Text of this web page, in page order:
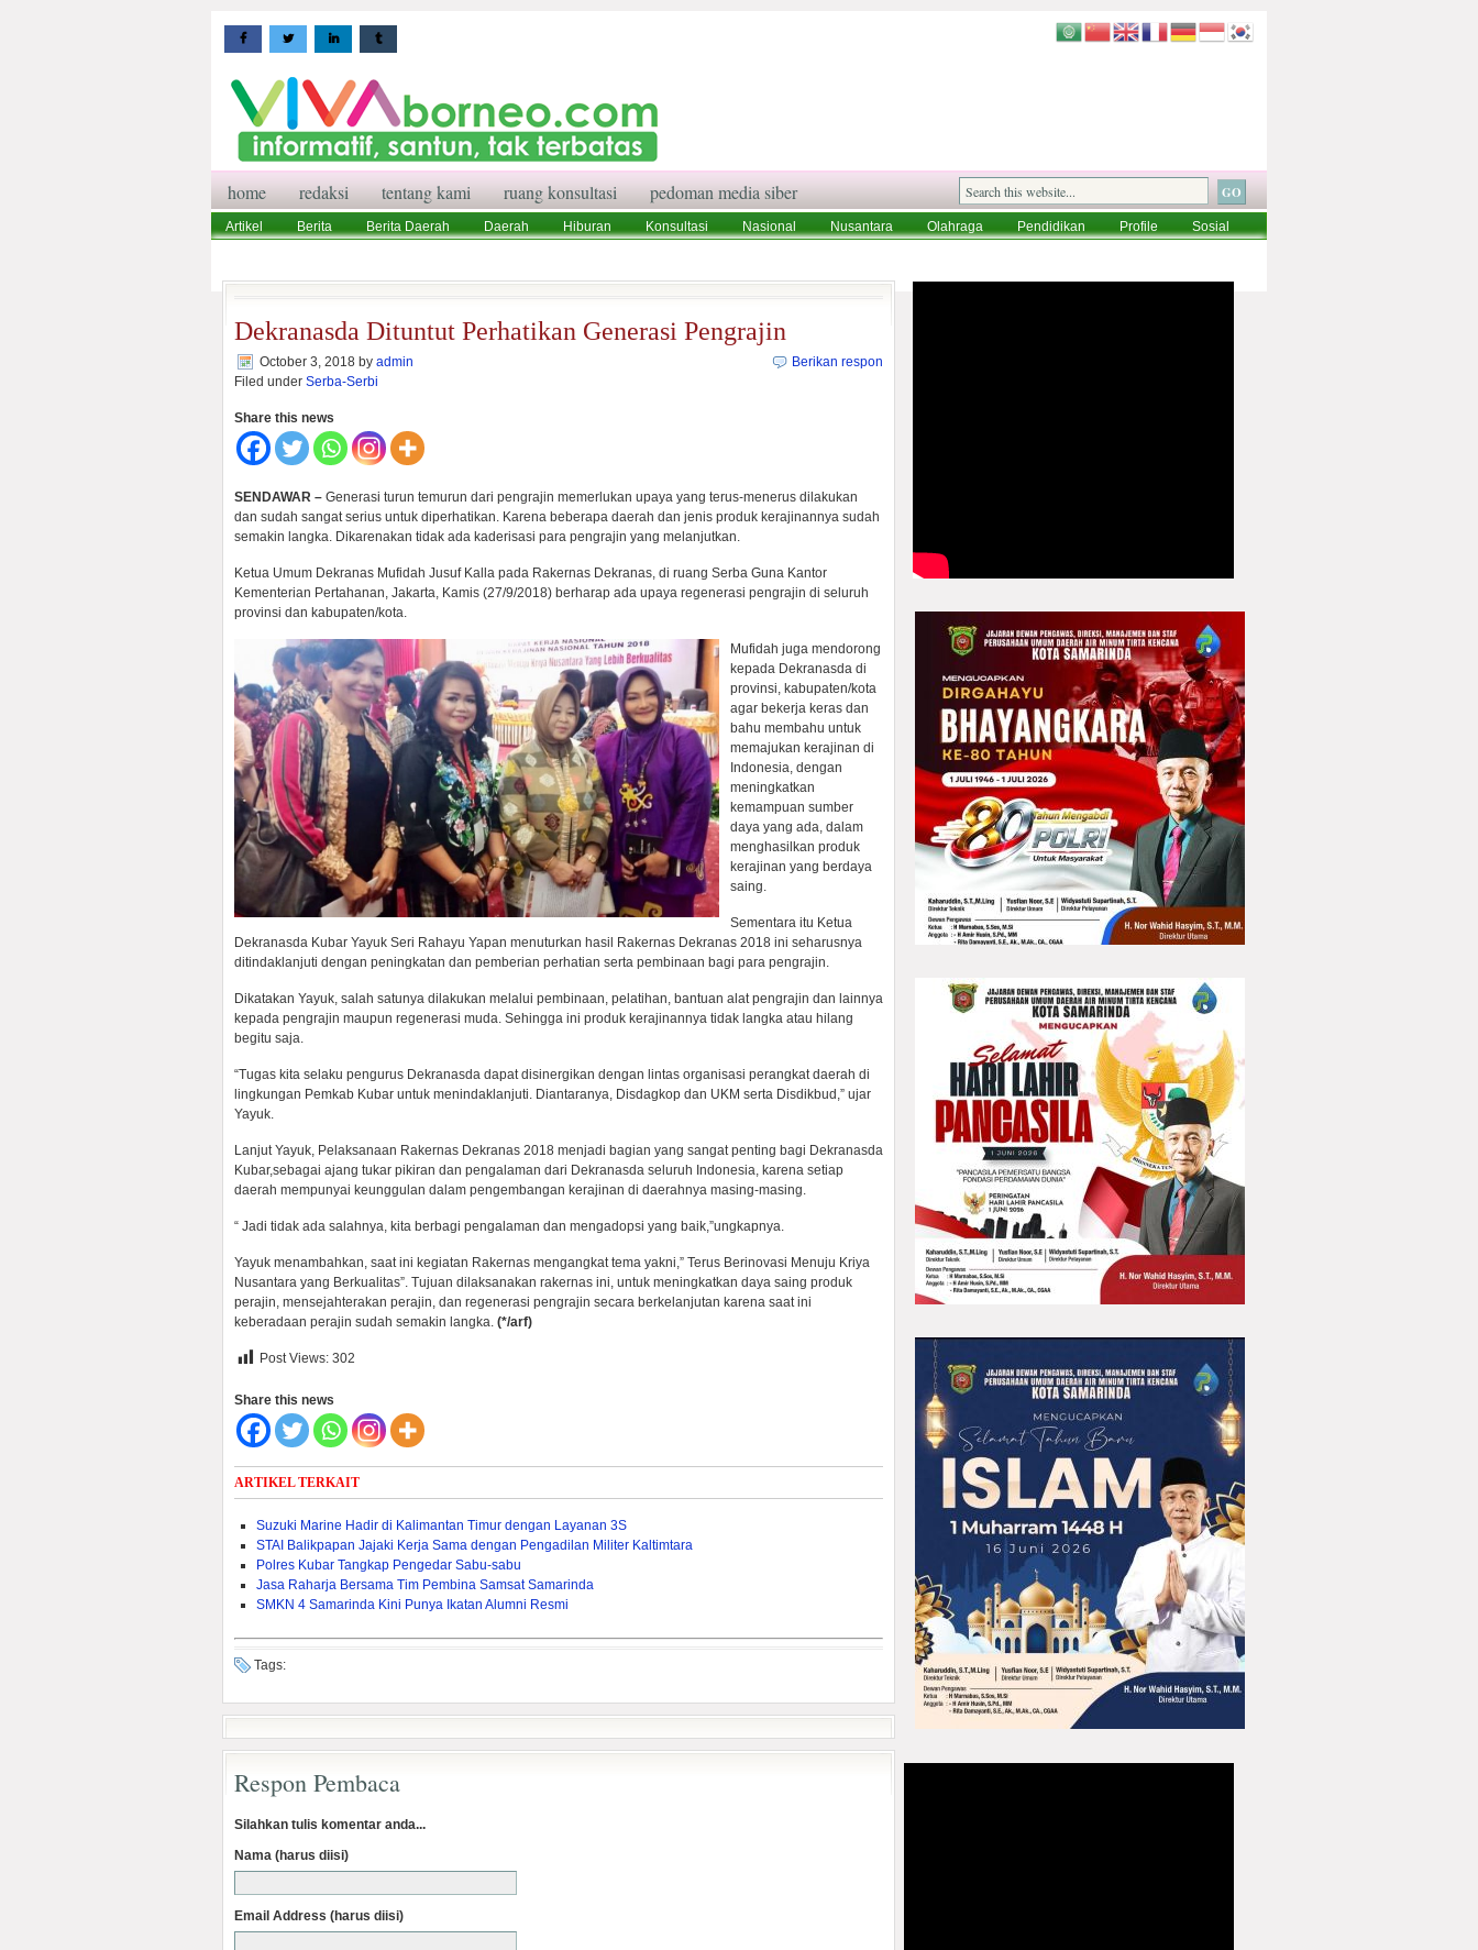
home redaksi tentang kami ruang konsultasi pedoman media siber
Artikel Berita Berita Daerah Daerah Hiburan Konsultasi Nasional Nusantara Olahraga Pendidikan Profile
Sosial
Dekranasda Dituntut Perhatikan Generasi Pengrajin
October 3, 2018 by admin
Filed under Serba-Serbi
Berikan respon
Share this news
SENDAWAR – Generasi turun temurun dari pengrajin memerlukan upaya yang terus-menerus dilakukan
dan sudah sangat serius untuk diperhatikan. Karena beberapa daerah dan jenis produk kerajinannya sudah
semakin langka. Dikarenakan tidak ada kaderisasi para pengrajin yang melanjutkan.
Ketua Umum Dekranas Mufidah Jusuf Kalla pada Rakernas Dekranas, di ruang Serba Guna Kantor
Kementerian Pertahanan, Jakarta, Kamis (27/9/2018) berharap ada upaya regenerasi pengrajin di seluruh
provinsi dan kabupaten/kota.
Mufidah juga mendorong
kepada Dekranasda di
provinsi, kabupaten/kota
agar bekerja keras dan
bahu membahu untuk
memajukan kerajinan di
Indonesia, dengan
meningkatkan
kemampuan sumber
daya yang ada, dalam
menghasilkan produk
kerajinan yang berdaya
saing.
Sementara itu Ketua
Dekranasda Kubar Yayuk Seri Rahayu Yapan menuturkan hasil Rakernas Dekranas 2018 ini seharusnya
ditindaklanjuti dengan peningkatan dan pemberian perhatian serta pembinaan bagi para pengrajin.
Dikatakan Yayuk, salah satunya dilakukan melalui pembinaan, pelatihan, bantuan alat pengrajin dan lainnya
kepada pengrajin maupun regenerasi muda. Sehingga ini produk kerajinannya tidak langka atau hilang
begitu saja.
“Tugas kita selaku pengurus Dekranasda dapat disinergikan dengan lintas organisasi perangkat daerah di
lingkungan Pemkab Kubar untuk menindaklanjuti. Diantaranya, Disdagkop dan UKM serta Disdikbud,” ujar
Yayuk.
Lanjut Yayuk, Pelaksanaan Rakernas Dekranas 2018 menjadi bagian yang sangat penting bagi Dekranasda
Kubar,sebagai ajang tukar pikiran dan pengalaman dari Dekranasda seluruh Indonesia, karena setiap
daerah mempunyai keunggulan dalam pengembangan kerajinan di daerahnya masing-masing.
“ Jadi tidak ada salahnya, kita berbagi pengalaman dan mengadopsi yang baik,”ungkapnya.
Yayuk menambahkan, saat ini kegiatan Rakernas mengangkat tema yakni,” Terus Berinovasi Menuju Kriya
Nusantara yang Berkualitas”. Tujuan dilaksanakan rakernas ini, untuk meningkatkan daya saing produk
perajin, mensejahterakan perajin, dan regenerasi pengrajin secara berkelanjutan karena saat ini
keberadaan perajin sudah semakin langka. (*/arf)
Post Views: 302
Share this news
ARTIKEL TERKAIT
Suzuki Marine Hadir di Kalimantan Timur dengan Layanan 3S
STAI Balikpapan Jajaki Kerja Sama dengan Pengadilan Militer Kaltimtara
Polres Kubar Tangkap Pengedar Sabu-sabu
Jasa Raharja Bersama Tim Pembina Samsat Samarinda
SMKN 4 Samarinda Kini Punya Ikatan Alumni Resmi
Tags:
Respon Pembaca
Silahkan tulis komentar anda...
Nama (harus diisi)
Email Address (harus diisi)